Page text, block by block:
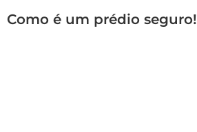
Como é um prédio seguro!